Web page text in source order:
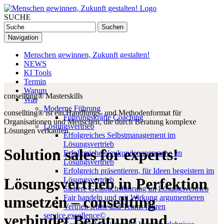
SUCHE
Navigation
Menschen gewinnen, Zukunft gestalten!
NEWS
KI Tools
Termin
Warum
Was
Moderne Führung
Führungskräfte Coaching
Lösungsvertrieb
Erfolgreiches Selbstmanagement im
Lösungsvertrieb
Erfolgreiche Neukundenansprache im
Lösungsvertrieb
Erfolgreich präsentieren, für Ideen begeistern im
Lösungsvertrieb
Sichere Gesprächsführung im Lösungsvertrieb
Fair handeln und mit Wirkung argumentieren
Vertrieb leiten und Teams führen
service exsellence©
consellting® Masterskills
consellting® ist ein Handlungs- und Methodenformat für
Organisationen und Menschen, die durch Beratung komplexe
Lösungen verkaufen.
Solution sales for experts!
Lösungsvertrieb in Perfektion
umsetzen – consellting